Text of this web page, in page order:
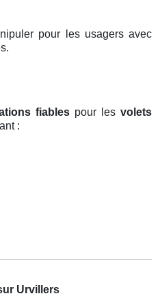
pour les usagers avec
fiables pour les volets
:
Urvillers